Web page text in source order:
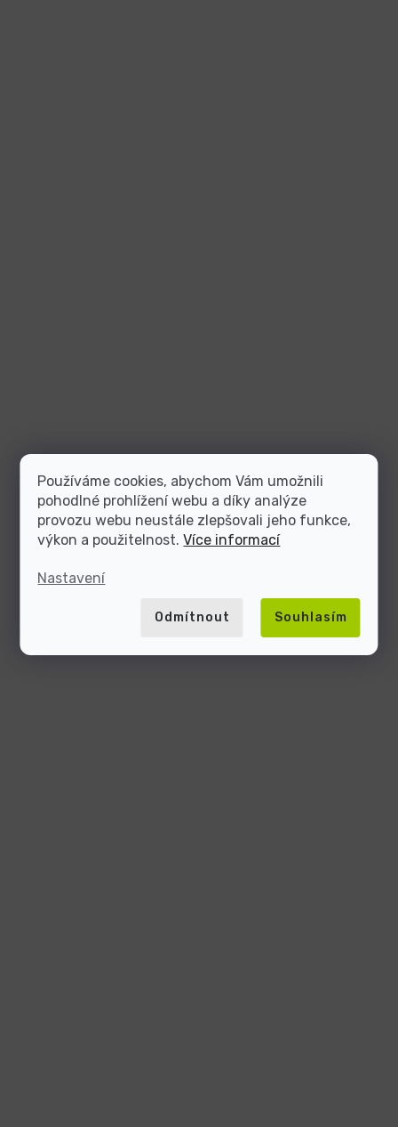
Používáme cookies, abychom Vám umožnili
pohodlné prohlížení webu a díky analýze
provozu webu neustále zlepšovali jeho funkce,
výkon a použitelnost.Více informací
Nastavení
Odmítnout Souhlasím